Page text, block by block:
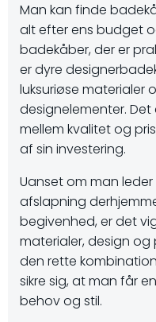
Man kan finde
alt efter ens budget
badekåber, der er
er dyre
luksuriøse materialer
designelementer.
mellem kvalitet og
af sin investering.
Uanset om man
afslapning
begivenhed, er det
materialer, design og
den rette
sikre sig, at man får
behov og stil.